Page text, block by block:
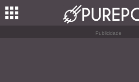
Publicidade